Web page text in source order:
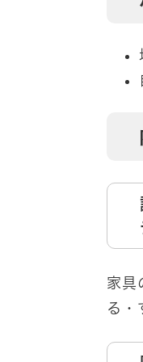
家具
る・